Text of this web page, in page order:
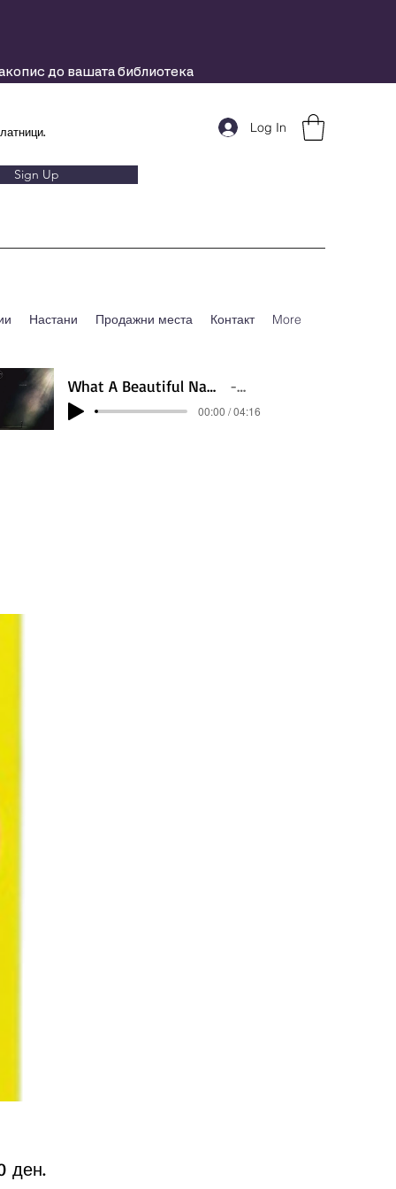
до вашата библиотека
Log In
Sign Up
Настани Продажни места Контакт More
What A Beautiful Name - Hillsong - Violin cover by Daniel Jang Artist Name
00:00 / 04:16
ден.Price